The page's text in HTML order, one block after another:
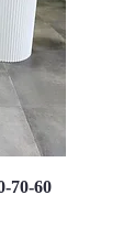
70-60